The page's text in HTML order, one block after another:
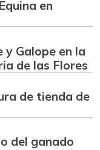
$ 5.583,00
+2,76%
$ 3.801,00
+36,83%
$ 3.049,00
$ 8.425,00
en
y Galope en la
de las Flores
de tienda de
del ganado